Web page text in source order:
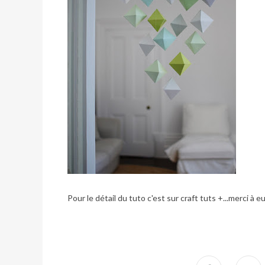
Pour le détail du tuto c'est surcraft tuts +...merci à